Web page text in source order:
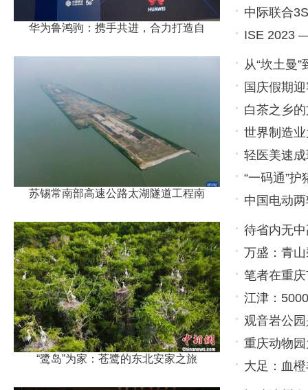
华为鲁鸿驹：携手共进，合力打造自
中际联合
为安全而
ISE 2023
苏锡常南部高速公路太湖隧道工程南
从“坎土曼
第六
国庆假期
白茶之乡
万家
世界制造
34.3万
轻医美速
“一码通”
中国电动
97.3万家
“鹭岛”为家：苍鹭的东北安家之旅
待省内无
万盛：青
笔者在重
江津：
观音岩公
休闲场所
重庆动物
出生于9月1
大足：血